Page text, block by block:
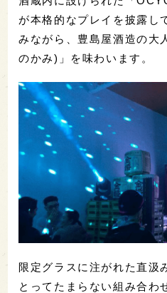
が本格的なプレイを披露し
みながら、豊島屋酒造の大
のかみ)」を味わいます。
限定グラスに注がれた直汲
とってたまらない組み合わ